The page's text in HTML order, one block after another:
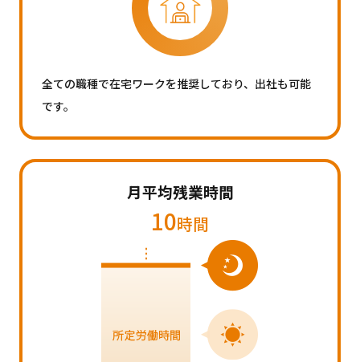
全ての職種で在宅ワークを推奨しており、出社も可能
です。
月平均残業時間
10時間